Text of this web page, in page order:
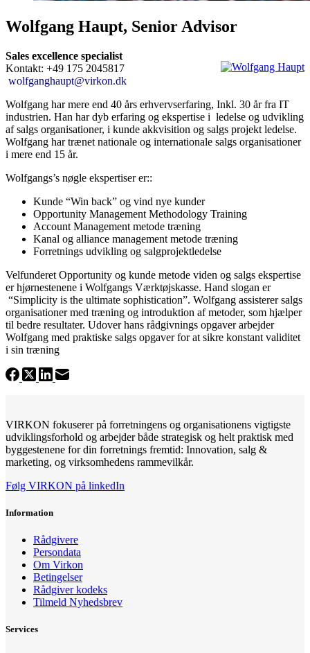
Wolfgang Haupt, Senior Advisor
Sales excellence specialist
Kontakt: +49 175 2045817
wolfganghaupt@virkon.dk
Wolfgang har mere end 40 års erhvervserfaring, Inkl. 30 år fra IT
industrien. Han har dyb erfaring og ekspertise i ledelse og udvikling
af salgs organisationer, i kunde akkvisition og salgs projekt ledelse.
Wolfgang har trænet nationale og internationale salgs organisationer
i mere end 15 år.
Wolfgangs’s nøgle ekspertiser er::
Kunde “Win back” og vind nye kunder
Opportunity Management Methodology Training
Account Management metode træning
Kanal og alliance management metode træning
Forretnings udvikling og salgprojektledelse
Velfunderet Opportunity og kunde metode viden og salgs ekspertise
er hjørnestenene i Wolfgangs Værktøjskasse. Hand slogan er
“Simplicity is the ultimate sophistication”. Wolfgang assisterer salgs
organisationer med træning og introduktion af metoder, som hjælper
til bedre resultater. Udover hans rådgivnings opgaver arbejder
Wolfgang med praktiske salgs opgaver for at sikre konstant validitet
i sin træning
VIRKON fokuserer på forretningens og organisationens vigtigste
udviklingsforhold og arbejder både strategisk og helt praktisk med
byggestenene for din forretnings fremtid: Innovation, salg &
marketing, og virksomhedens rammevilkår.
Følg VIRKON på linkedIn
Information
Rådgivere
Persondata
Om Virkon
Betingelser
Rådgiver kodeks
Tilmeld Nyhedsbrev
Services